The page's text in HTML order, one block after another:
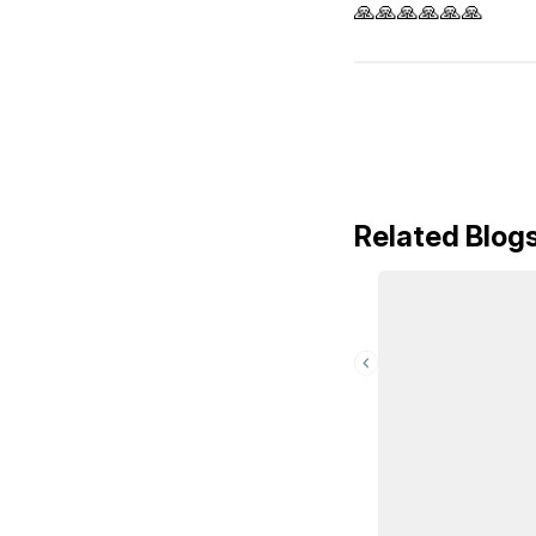
🙏🙏🙏🙏🙏🙏
Related